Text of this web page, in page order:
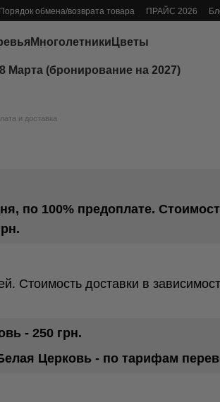
Порядок обмена/возврата товара ПРАЙС 2026
Многолетники Цветы
Марта (бронирование на 2027)
и доставка
по 100% предоплате.
Стоимость доставки в
- 250 грн.
Церковь - по тарифам